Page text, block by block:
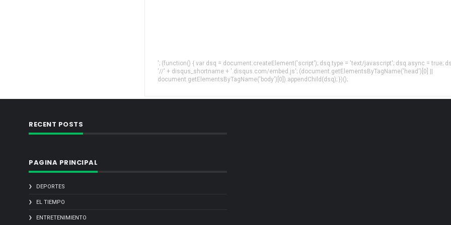
'; (function() { var dsq = document.createElement('script'); dsq.type = 'text/javascript'; dsq.async = true;
'//' + disqus_shortname + '.disqus.com/embed.js'; (document.getElementsByTagName('head')[0] ||
document.getElementsByTagName('body')[0]).appendChild(dsq); })();
RECENT POSTS
PAGINA PRINCIPAL
DEPORTES
EL TIEMPO
ENTRETENIMIENTO